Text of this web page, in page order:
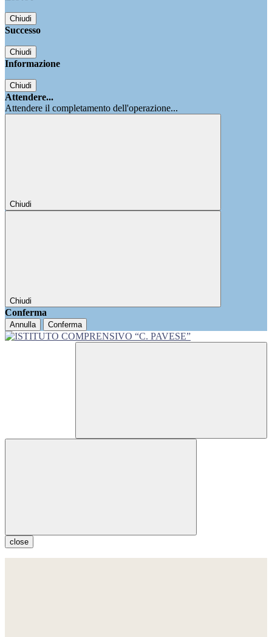
Chiudi
Successo
Chiudi
Informazione
Chiudi
Attendere...
Attendere il completamento dell'operazione...
Chiudi
Chiudi
Conferma
Annulla Conferma
close